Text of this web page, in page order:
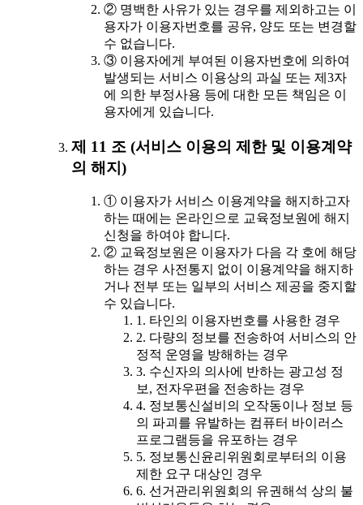
② 명백한 사유가 있는 경우를 제외하고는 이
용자가 이용자번호를 공유, 양도 또는 변경할
수 없습니다.
③ 이용자에게 부여된 이용자번호에 의하여
발생되는 서비스 이용상의 과실 또는 제3자
에 의한 부정사용 등에 대한 모든 책임은 이
용자에게 있습니다.
제 11 조 (서비스 이용의 제한 및 이용계약
의 해지)
① 이용자가 서비스 이용계약을 해지하고자
하는 때에는 온라인으로 교육정보원에 해지
신청을 하여야 합니다.
② 교육정보원은 이용자가 다음 각 호에 해당
하는 경우 사전통지 없이 이용계약을 해지하
거나 전부 또는 일부의 서비스 제공을 중지할
수 있습니다.
1. 타인의 이용자번호를 사용한 경우
2. 다량의 정보를 전송하여 서비스의 안
정적 운영을 방해하는 경우
3. 수신자의 의사에 반하는 광고성 정
보, 전자우편을 전송하는 경우
4. 정보통신설비의 오작동이나 정보 등
의 파괴를 유발하는 컴퓨터 바이러스
프로그램등을 유포하는 경우
5. 정보통신윤리위원회로부터의 이용
제한 요구 대상인 경우
6. 선거관리위원회의 유권해석 상의 불